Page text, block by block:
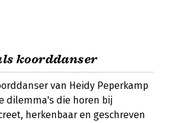
koorddanser
van Heidy Peperkamp
dilemma's die horen bij
herkenbaar en geschreven